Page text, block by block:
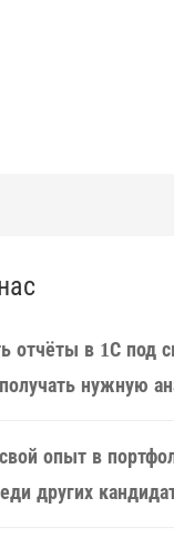
отчёты в 1С под
нужную
опыт в
других